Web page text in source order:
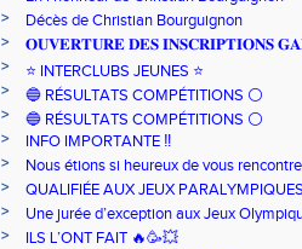
>
Décès de Christian Bourguignon
>
𝐎𝐔𝐕𝐄𝐑𝐓𝐔𝐑𝐄 𝐃𝐄𝐒 𝐈𝐍𝐒𝐂𝐑𝐈𝐏𝐓𝐈𝐎𝐍𝐒
>
⭐️ INTERCLUBS JEUNES ⭐️
>
🔵 RÉSULTATS COMPÉTITIONS ⚪️
>
🔵 RÉSULTATS COMPÉTITIONS ⚪️
>
INFO IMPORTANTE ‼️
>
Nous étions si heureux de vous
>
QUALIFIÉE AUX JEUX
>
Une jurée d’exception aux Jeux
>
ILS L’ONT FAIT 🔥🥳💥